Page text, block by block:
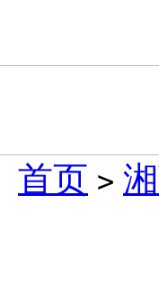
首页 >